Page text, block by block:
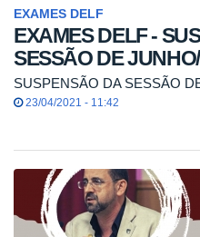
EXAMES DELF
EXAMES DELF -
SESSÃO DE
SUSPENSÃO DA SESSÃO
23/04/2021 - 11:42